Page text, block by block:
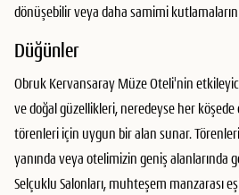
dönüşebilir veya daha samimi
Düğünler
Obruk Kervansaray Müze Oteli'nin
ve doğal güzellikleri, neredeyse her
törenleri için uygun bir alan sunar.
yanında veya otelimizin geniş alanlarında
Selçuklu Salonları, muhteşem manzarası